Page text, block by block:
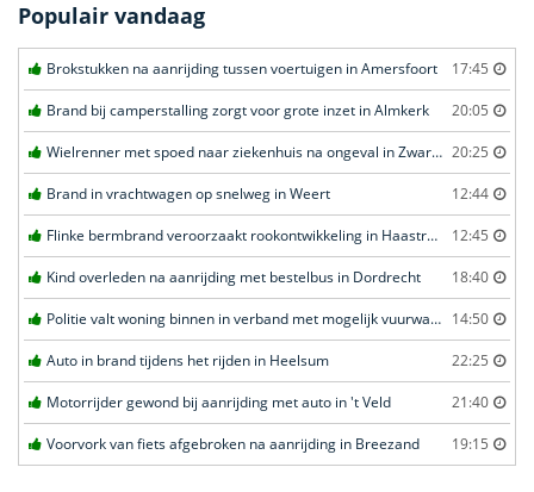
Populair vandaag
Brokstukken na aanrijding tussen voertuigen in Amersfoort 17:45
Brand bij camperstalling zorgt voor grote inzet in Almkerk 20:05
Wielrenner met spoed naar ziekenhuis na ongeval in Zwartebroek 20:25
Brand in vrachtwagen op snelweg in Weert 12:44
Flinke bermbrand veroorzaakt rookontwikkeling in Haastrecht 12:45
Kind overleden na aanrijding met bestelbus in Dordrecht 18:40
Politie valt woning binnen in verband met mogelijk vuurwapen in Eindhoven 14:50
Auto in brand tijdens het rijden in Heelsum 22:25
Motorrijder gewond bij aanrijding met auto in 't Veld 21:40
Voorvork van fiets afgebroken na aanrijding in Breezand 19:15